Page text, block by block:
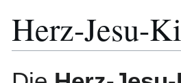
Herz-Jesu-